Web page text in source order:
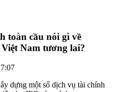
toàn cầu nói gì về
Nam tương lai?
dựng một số dịch vụ tài chính